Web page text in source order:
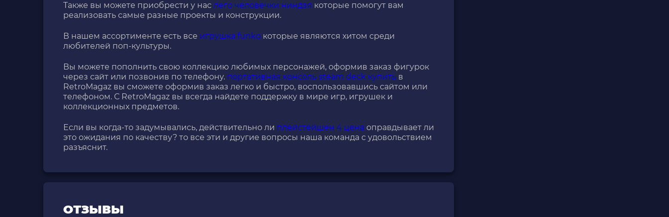
Также вы можете приобрести у нас лего человечки ниндзя которые помогут вам
реализовать самые разные проекты и конструкции.
В нашем ассортименте есть все игрушка funko которые являются хитом среди
любителей поп-культуры.
Вы можете пополнить свою коллекцию любимых персонажей, оформив заказ фигурок
через сайт или позвонив по телефону. портативная консоль steam deck купить в
RetroMagaz вы сможете оформив заказ легко и быстро, воспользовавшись сайтом или
телефоном. С RetroMagaz вы всегда найдете поддержку в мире игр, игрушек и
коллекционных предметов.
Если вы когда-то задумывались, действительно ли плейстейшен 4 цена оправдывает ли
это ожидания по качеству? то все эти и другие вопросы наша команда с удовольствием
разъяснит.
ОТЗЫВЫ